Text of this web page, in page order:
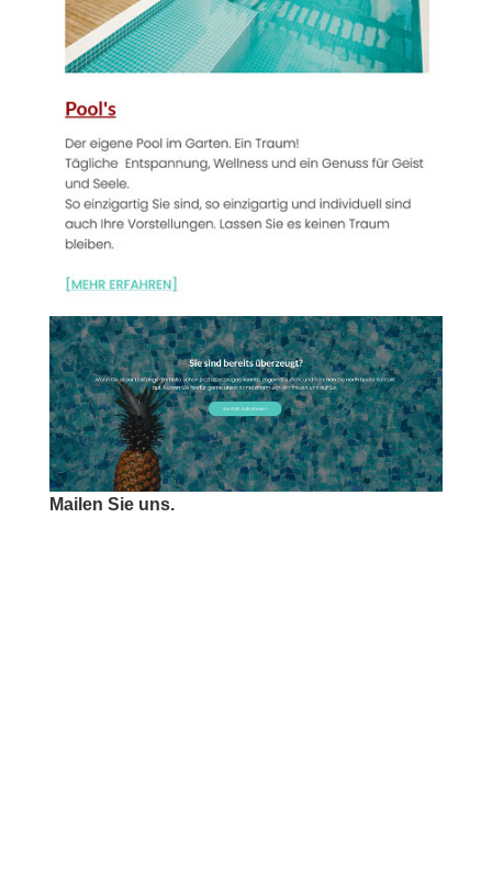
Mailen Sie uns.